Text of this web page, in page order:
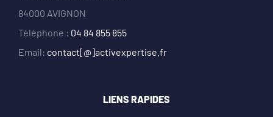
84000 AVIGNON
Téléphone : 04 84 855 855
Email: contact[@]activexpertise.fr
LIENS RAPIDES